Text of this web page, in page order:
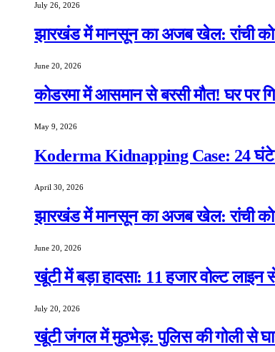
July 26, 2026
झारखंड में मानसून का अजब खेल: रांची को
June 20, 2026
कोडरमा में आसमान से बरसी मौत! घर पर
May 9, 2026
Koderma Kidnapping Case: 24 घंटे
April 30, 2026
झारखंड में मानसून का अजब खेल: रांची को
June 20, 2026
खूंटी में बड़ा हादसा: 11 हजार वोल्ट लाइन
July 20, 2026
खूंटी जंगल में मुठभेड़: पुलिस की गोली से